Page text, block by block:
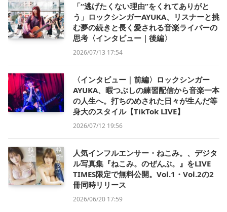
「“逃げたくない理由”をくれてありがと
う」ロックシンガーAYUKA、リスナーと挑
む夢の続きと長く愛される音楽ライバーの
思考〈インタビュー｜後編〉
2026/07/13 17:54
〈インタビュー｜前編〉ロックシンガー
AYUKA、暇つぶしの練習配信から音楽一本
の人生へ。打ちのめされた日々が生んだ等
身大のスタイル【TikTok LIVE】
2026/07/12 19:56
人気インフルエンサー・ねこみ。、デジタ
ル写真集『ねこみ。のぜんぶ。』をLIVE
TIMES限定で無料公開。Vol.1・Vol.2の2
冊同時リリース
2026/06/20 17:59